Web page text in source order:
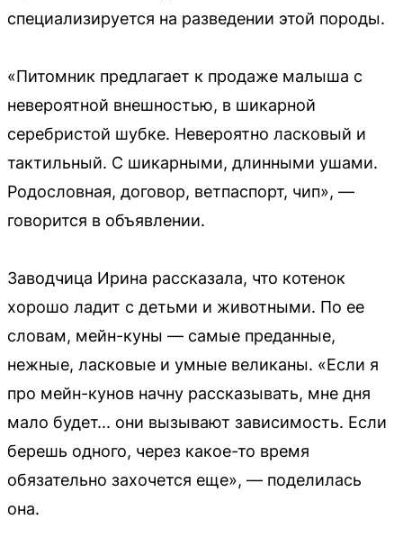
специализируется на разведении этой породы.
«Питомник предлагает к продаже малыша с
невероятной внешностью, в шикарной
серебристой шубке. Невероятно ласковый и
тактильный. С шикарными, длинными ушами.
Родословная, договор, ветпаспорт, чип», —
говорится в объявлении.
Заводчица Ирина рассказала, что котенок
хорошо ладит с детьми и животными. По ее
словам, мейн-куны — самые преданные,
нежные, ласковые и умные великаны. «Если я
про мейн-кунов начну рассказывать, мне дня
мало будет... они вызывают зависимость. Если
берешь одного, через какое-то время
обязательно захочется еще», — поделилась
она.